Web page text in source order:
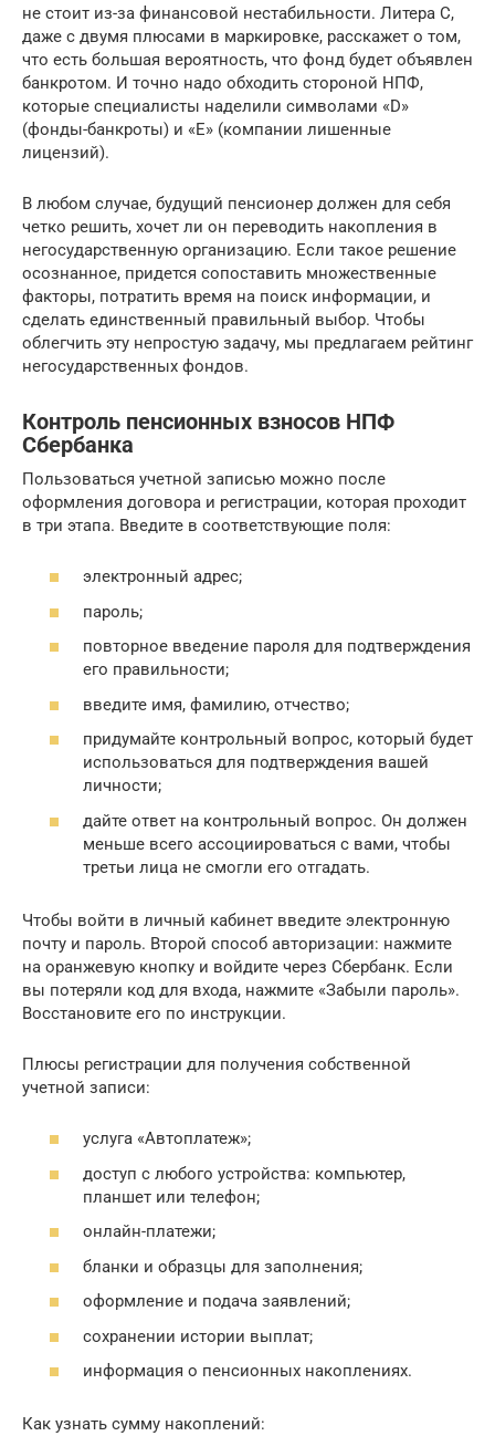
не стоит из-за финансовой нестабильности. Литера C,
даже с двумя плюсами в маркировке, расскажет о том,
что есть большая вероятность, что фонд будет объявлен
банкротом. И точно надо обходить стороной НПФ,
которые специалисты наделили символами «D»
(фонды-банкроты) и «E» (компании лишенные
лицензий).
В любом случае, будущий пенсионер должен для себя
четко решить, хочет ли он переводить накопления в
негосударственную организацию. Если такое решение
осознанное, придется сопоставить множественные
факторы, потратить время на поиск информации, и
сделать единственный правильный выбор. Чтобы
облегчить эту непростую задачу, мы предлагаем рейтинг
негосударственных фондов.
Контроль пенсионных взносов НПФ
Сбербанка
Пользоваться учетной записью можно после
оформления договора и регистрации, которая проходит
в три этапа. Введите в соответствующие поля:
электронный адрес;
пароль;
повторное введение пароля для подтверждения
его правильности;
введите имя, фамилию, отчество;
придумайте контрольный вопрос, который будет
использоваться для подтверждения вашей
личности;
дайте ответ на контрольный вопрос. Он должен
меньше всего ассоциироваться с вами, чтобы
третьи лица не смогли его отгадать.
Чтобы войти в личный кабинет введите электронную
почту и пароль. Второй способ авторизации: нажмите
на оранжевую кнопку и войдите через Сбербанк. Если
вы потеряли код для входа, нажмите «Забыли пароль».
Восстановите его по инструкции.
Плюсы регистрации для получения собственной
учетной записи:
услуга «Автоплатеж»;
доступ с любого устройства: компьютер,
планшет или телефон;
онлайн-платежи;
бланки и образцы для заполнения;
оформление и подача заявлений;
сохранении истории выплат;
информация о пенсионных накоплениях.
Как узнать сумму накоплений: